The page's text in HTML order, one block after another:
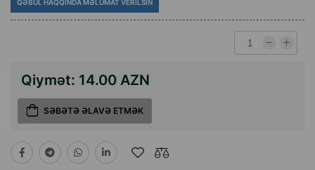
QƏBUL HAQQINDA MƏLUMAT VERILSIN
Qiymət: 14.00 AZN
SƏBƏTƏ ƏLAVƏ ETMƏK